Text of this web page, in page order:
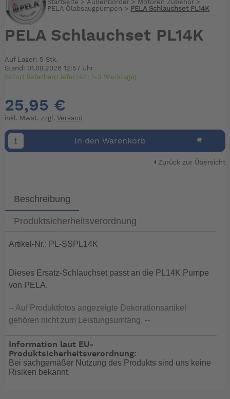
Startseite >Außenborder > Motoren Zubehör >
PELA Ölabsaugpumpen > PELA Schlauchset PL14K
PELA Schlauchset PL14K
Auf Lager: 5 Stk.
Stand: 01.08.2026 12:57 Uhr
Sofort lieferbar(Lieferzeit: 1-3 Werktage)
25,95 €
inkl. Mwst. zzgl. Versand
In den Warenkorb
Zurück zur Übersicht
Beschreibung
Produktsicherheitsverordnung
Artikel-Nr.: PL-SSPL14K
Dieses Ersatz-Schlauchset passt an die PL14K Pumpe
von PELA.
-- Auf Produktfotos angezeigte Dekorationsartikel
gehören nicht zum Leistungsumfang. --
Information laut EU-
Produktsicherheitsverordnung:
Bei sachgemäßer Nutzung des Produkts sind uns keine
Risiken bekannt.